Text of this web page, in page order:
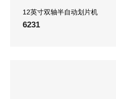
12英寸双轴半自动划片机
6231